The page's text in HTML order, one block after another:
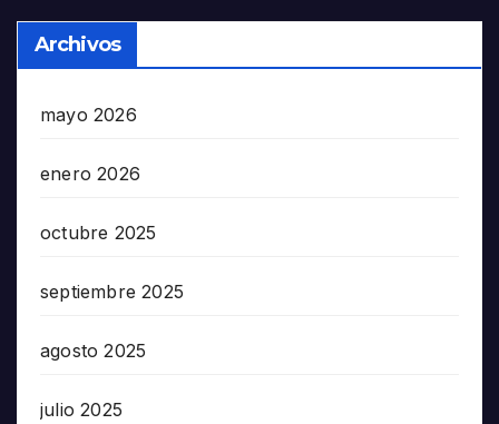
Archivos
mayo 2026
enero 2026
octubre 2025
septiembre 2025
agosto 2025
julio 2025